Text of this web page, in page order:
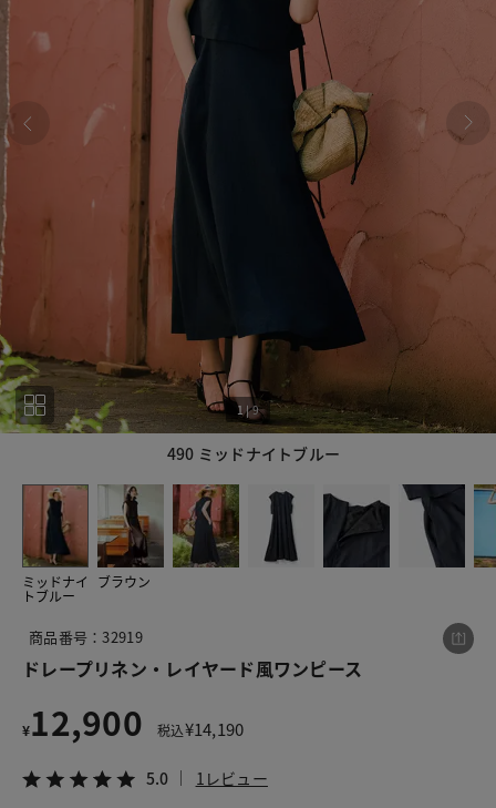
490 ミッドナイトブルー
1|9
ミッドナイ
トブルー
ブラウン
商品番号：32919
ドレープリネン・レイヤード風ワンピース
¥12,900 税込¥14,190
5.0 1レビュー
この商品をシェアする
ドレープリネン・レイヤード風ワンピース
5.0 1レビュー